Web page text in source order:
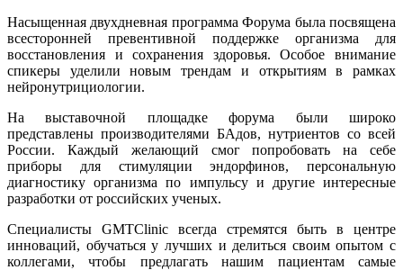
Насыщенная двухдневная программа Форума была посвящена
всесторонней превентивной поддержке организма для
восстановления и сохранения здоровья. Особое внимание
спикеры уделили новым трендам и открытиям в рамках
нейронутрициологии.
На выставочной площадке форума были широко
представлены производителями БАдов, нутриентов со всей
России. Каждый желающий смог попробовать на себе
приборы для стимуляции эндорфинов, персональную
диагностику организма по импульсу и другие интересные
разработки от российских ученых.
Специалисты GMTClinic всегда стремятся быть в центре
инноваций, обучаться у лучших и делиться своим опытом с
коллегами, чтобы предлагать нашим пациентам самые